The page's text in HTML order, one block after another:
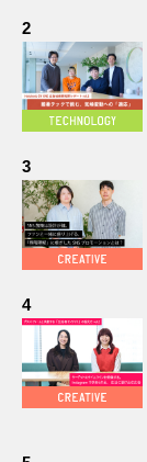
2
3
4